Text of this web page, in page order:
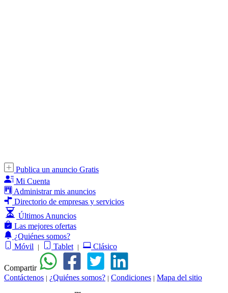
Publica un anuncio Gratis
Mi Cuenta
Administrar mis anuncios
Directorio de empresas y servicios
Últimos Anuncios
Las mejores ofertas
¿Quiénes somos?
Móvil
| Tablet | Clásico
Compartir
Contáctenos | ¿Quiénes somos? | Condiciones | Mapa del sitio